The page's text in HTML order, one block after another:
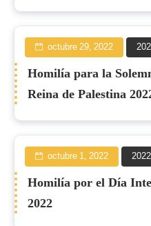
octubre 29, 2022
Homilía para la
Reina de Palestina
octubre 1, 2022 2022
Homilía por el Día
2022